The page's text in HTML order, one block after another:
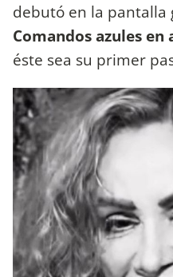
debutó en la pantalla
Comandos azules en
éste sea su primer